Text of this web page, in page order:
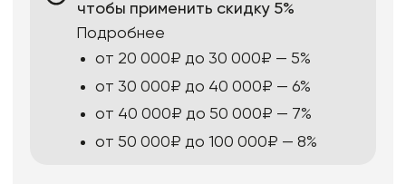
чтобы применить скидку 5%
Подробнее
от 20 000₽ до 30 000₽ — 5%
от 30 000₽ до 40 000₽ — 6%
от 40 000₽ до 50 000₽ — 7%
от 50 000₽ до 100 000₽ — 8%